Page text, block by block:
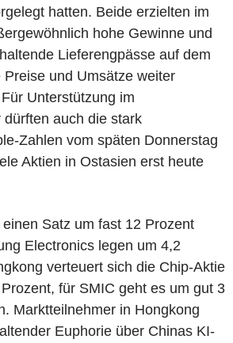
hatten. Beide erzielten im
hohe Gewinne und
Lieferengpässe auf dem
und Umsätze weiter
Unterstützung im
dürften auch die stark
Zahlen vom späten Donnerstag
Aktien in Ostasien erst heute
Satz um fast 12 Prozent
Electronics legen um 4,2
verteuert sich die Chip-Aktie
für SMIC geht es um gut 3
Marktteilnehmer in Hongkong
Euphorie über Chinas KI-